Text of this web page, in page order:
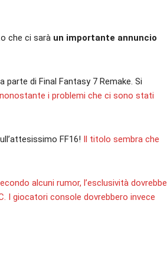
che ci sarà un importante annuncio
di Final Fantasy 7 Remake. Si
nonostante i problemi che ci sono stati
FF16! Il titolo sembra che
alcuni rumor, l’esclusività dovrebbe
I giocatori console dovrebbero invece